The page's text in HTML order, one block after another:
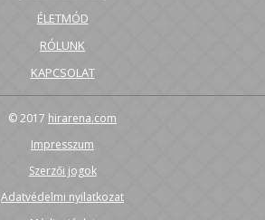
ÉLETMÓD
RÓLUNK
KAPCSOLAT
© 2017 hirarena.com
Impresszum
Szerzői jogok
Adatvédelmi nyilatkozat